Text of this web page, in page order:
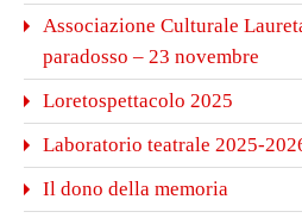
Associazione Culturale
paradosso – 23 novembre
Loretospettacolo 2025
Laboratorio teatrale 2025-
Il dono della memoria